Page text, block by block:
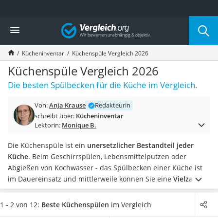
Die beliebtesten Vergleiche nach Kategorie
Haushalt
Wassersprudler
Zentralstaubsauger
Brotbackautomat
Wischroboter
Wäschespinne
Spülmaschinentabs
Akku-Staubsauger
AEG-Waschmaschine
Saug-Wisch-Roboter
Handstaubsauger
Milchaufschäumer
Kondenstrockner
Reiskocher
Vergleich
Kücheninventar Küchenspüle Vergleich 2026
Küchenspüle Vergleich 2026
Die besten Spülbecken für die Küche im Vergleich.
Von:Anja Krause
Redakteurin
schreibt über: Kücheninventar
Lektorin: Monique B.
Die Küchenspüle ist ein unersetzlicher Bestandteil jeder
Küche. Beim Geschirrspülen, Lebensmittelputzen oder
Abgießen von Kochwasser - das Spülbecken einer Küche ist
im Dauereinsatz und mittlerweile können Sie eine Vielzahl
von unterschiedlichen Küchenspülenkaufen.Soll Ihre neue
Einbauspüle ausGranit oder Edelstahlsein? Benötigen Sie
1 - 2 von 12: Beste Küchenspülen im Vergleich